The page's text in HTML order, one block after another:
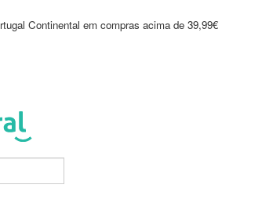
Continental em compras acima de 39,99€